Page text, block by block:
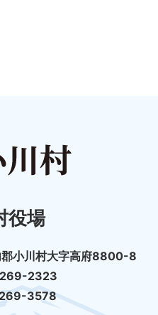
役場
小川村大字高府8800-8
2323
3578